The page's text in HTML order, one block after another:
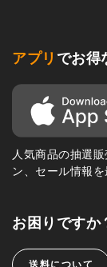
アプリ でお得
人気商品の抽選
ン、セール情報
お困りですか
送料について